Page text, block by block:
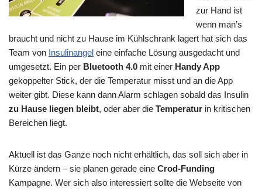
zur Hand ist
wenn man’s
braucht und nicht zu Hause im Kühlschrank lagert hat sich das
Team von Insulinangel eine einfache Lösung ausgedacht und
umgesetzt. Ein per Bluetooth 4.0 mit einer Handy App
gekoppelter Stick, der die Temperatur misst und an die App
weiter gibt. Diese kann dann Alarm schlagen sobald das Insulin
zu Hause liegen bleibt, oder aber die Temperatur in kritischen
Bereichen liegt.
Aktuell ist das Ganze noch nicht erhältlich, das soll sich aber in
Kürze ändern – sie planen gerade eine Crod-Funding
Kampagne. Wer sich also interessiert sollte die Webseite von